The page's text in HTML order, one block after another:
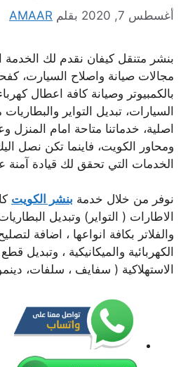
أغسطس 7, 2020 بقلم AMAAR
بنشر متنقل كيفان نقدم لك الخدمة
مجالات صيانة واصلاح السيارت،
بالكمبيوتر وصيانة كافة اعطال
السيارات، تبديل التواير
اصلية، خدماتنا متاحة امام
ومحاور الكويت، فاينما تكن نصل
الخدمات التي تحقق لك قيادة آمنة
نوفر من خلال خدمة بنشر الكويت
الاطارات ( التواير) وتبديل
والفلاتر بكافة انواعها ، اضافة
الكهربائية والميكانيكية ، وتبديل
الاستهلاكية ( سفايف ، سلفات،